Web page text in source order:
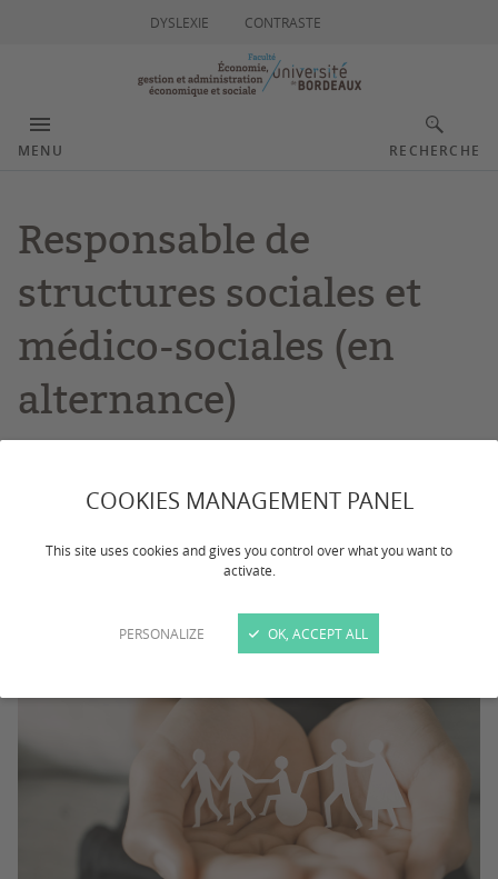
COOKIES MANAGEMENT PANEL
This site uses cookies and gives you control over what you want to
activate.
PERSONALIZE OK, ACCEPT ALL
DYSLEXIE CONTRASTE
MENU RECHERCHE
Responsable de
structures sociales et
médico-sociales (en
alternance)
l’humain.
La formation : Responsable de structures sociales et